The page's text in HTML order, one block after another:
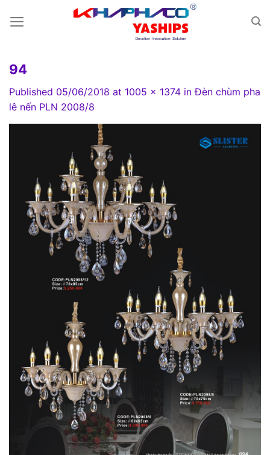
94
Published 05/06/2018 at 1005 × 1374 inĐèn chùm pha
lê nến PLN 2008/8